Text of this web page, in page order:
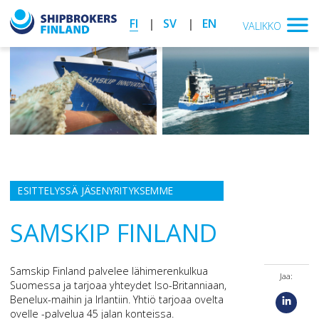
FI SV EN VALIKKO
ESITTELYSSÄ JÄSENYRITYKSEMME
SAMSKIP FINLAND
Samskip Finland palvelee lähimerenkulkua
Suomessa ja tarjoaa yhteydet Iso-Britanniaan,
Benelux-maihin ja Irlantiin. Yhtiö tarjoaa ovelta
ovelle -palvelua 45 jalan konteissa.
Jaa: